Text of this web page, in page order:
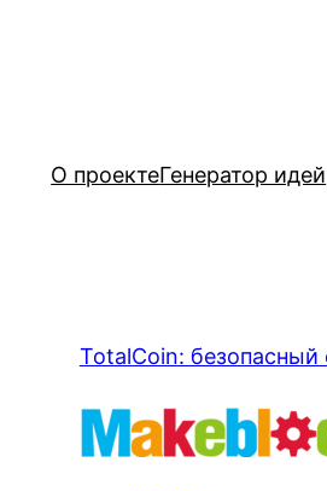
О проектеГенератор идей
TotalCoin: